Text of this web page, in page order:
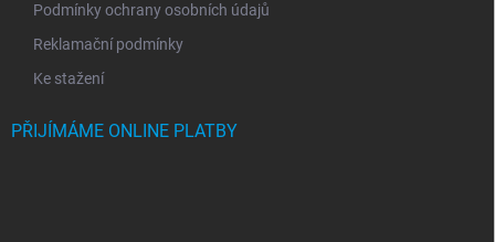
Podmínky ochrany osobních údajů
Reklamační podmínky
Ke stažení
PŘIJÍMÁME ONLINE PLATBY